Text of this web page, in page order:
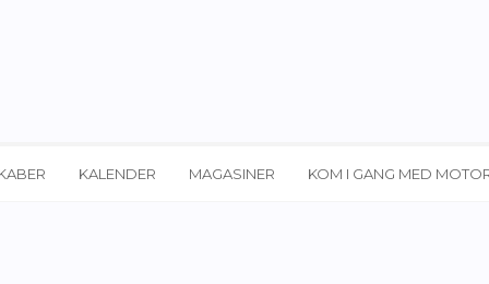
KALENDER MAGASINER KOM I GANG MED